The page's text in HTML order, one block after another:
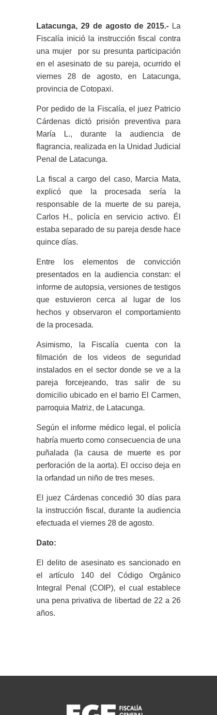
Latacunga, 29 de agosto de 2015.- La
Fiscalía inició la instrucción fiscal contra
una mujer por su presunta participación
en el asesinato de su pareja, ocurrido el
viernes 28 de agosto, en Latacunga,
provincia de Cotopaxi.
Por pedido de la Fiscalía, el juez Patricio
Cárdenas dictó prisión preventiva para
María L., durante la audiencia de
flagrancia, realizada en la Unidad Judicial
Penal de Latacunga.
La fiscal a cargo del caso, Marcia Mata,
explicó que la procesada sería la
responsable de la muerte de su pareja,
Carlos H., policía en servicio activo. Él
estaba separado de su pareja desde hace
quince días.
Entre los elementos de convicción
presentados en la audiencia constan: el
informe de autopsia, versiones de testigos
que estuvieron cerca al lugar de los
hechos y observaron el comportamiento
de la procesada.
Asimismo, la Fiscalía cuenta con la
filmación de los videos de seguridad
instalados en el sector donde se ve a la
pareja forcejeando, tras salir de su
domicilio ubicado en el barrio El Carmen,
parroquia Matriz, de Latacunga.
Según el informe médico legal, el policía
habría muerto como consecuencia de una
puñalada (la causa de muerte es por
perforación de la aorta). El occiso deja en
la orfandad un niño de tres meses.
El juez Cárdenas concedió 30 días para
la instrucción fiscal, durante la audiencia
efectuada el viernes 28 de agosto.
Dato:
El delito de asesinato es sancionado en
el artículo 140 del Código Orgánico
Integral Penal (COIP), el cual establece
una pena privativa de libertad de 22 a 26
años.